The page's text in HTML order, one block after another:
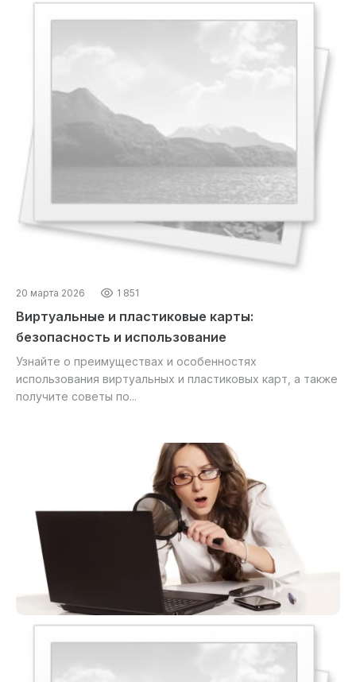
20 марта 2026 1 851
Виртуальные и пластиковые карты:
безопасность и использование
Узнайте о преимуществах и особенностях
использования виртуальных и пластиковых карт, а также
получите советы по...